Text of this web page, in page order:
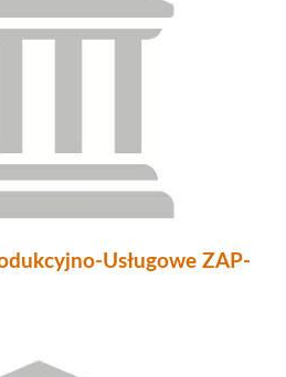
Usługowe ZAP-